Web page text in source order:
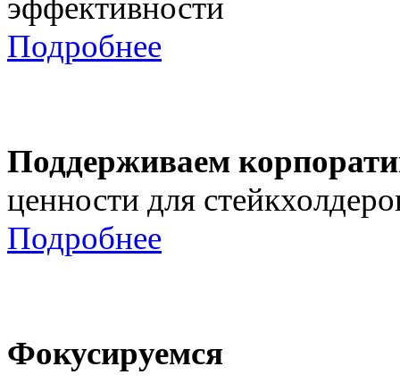
Подробнее
Поддерживаем
ценности для
Подробнее
Фокусируемся